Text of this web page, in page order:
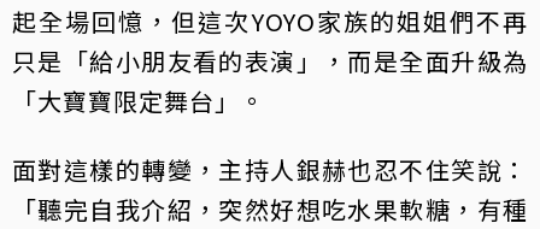
起全場回憶，但這次YOYO家族的姐姐們不再
只是「給小朋友看的表演」，而是全面升級為
「大寶寶限定舞台」。
面對這樣的轉變，主持人銀赫也忍不住笑說：
「聽完自我介紹，突然好想吃水果軟糖，有種